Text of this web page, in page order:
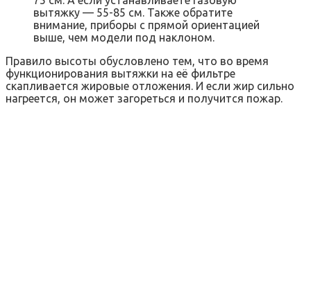
вытяжку — 55-85 см. Также обратите
внимание, приборы с прямой ориентацией
выше, чем модели под наклоном.
Правило высоты обусловлено тем, что во время
функционирования вытяжки на её фильтре
скапливается жировые отложения. И если жир сильно
нагреется, он может загореться и получится пожар.